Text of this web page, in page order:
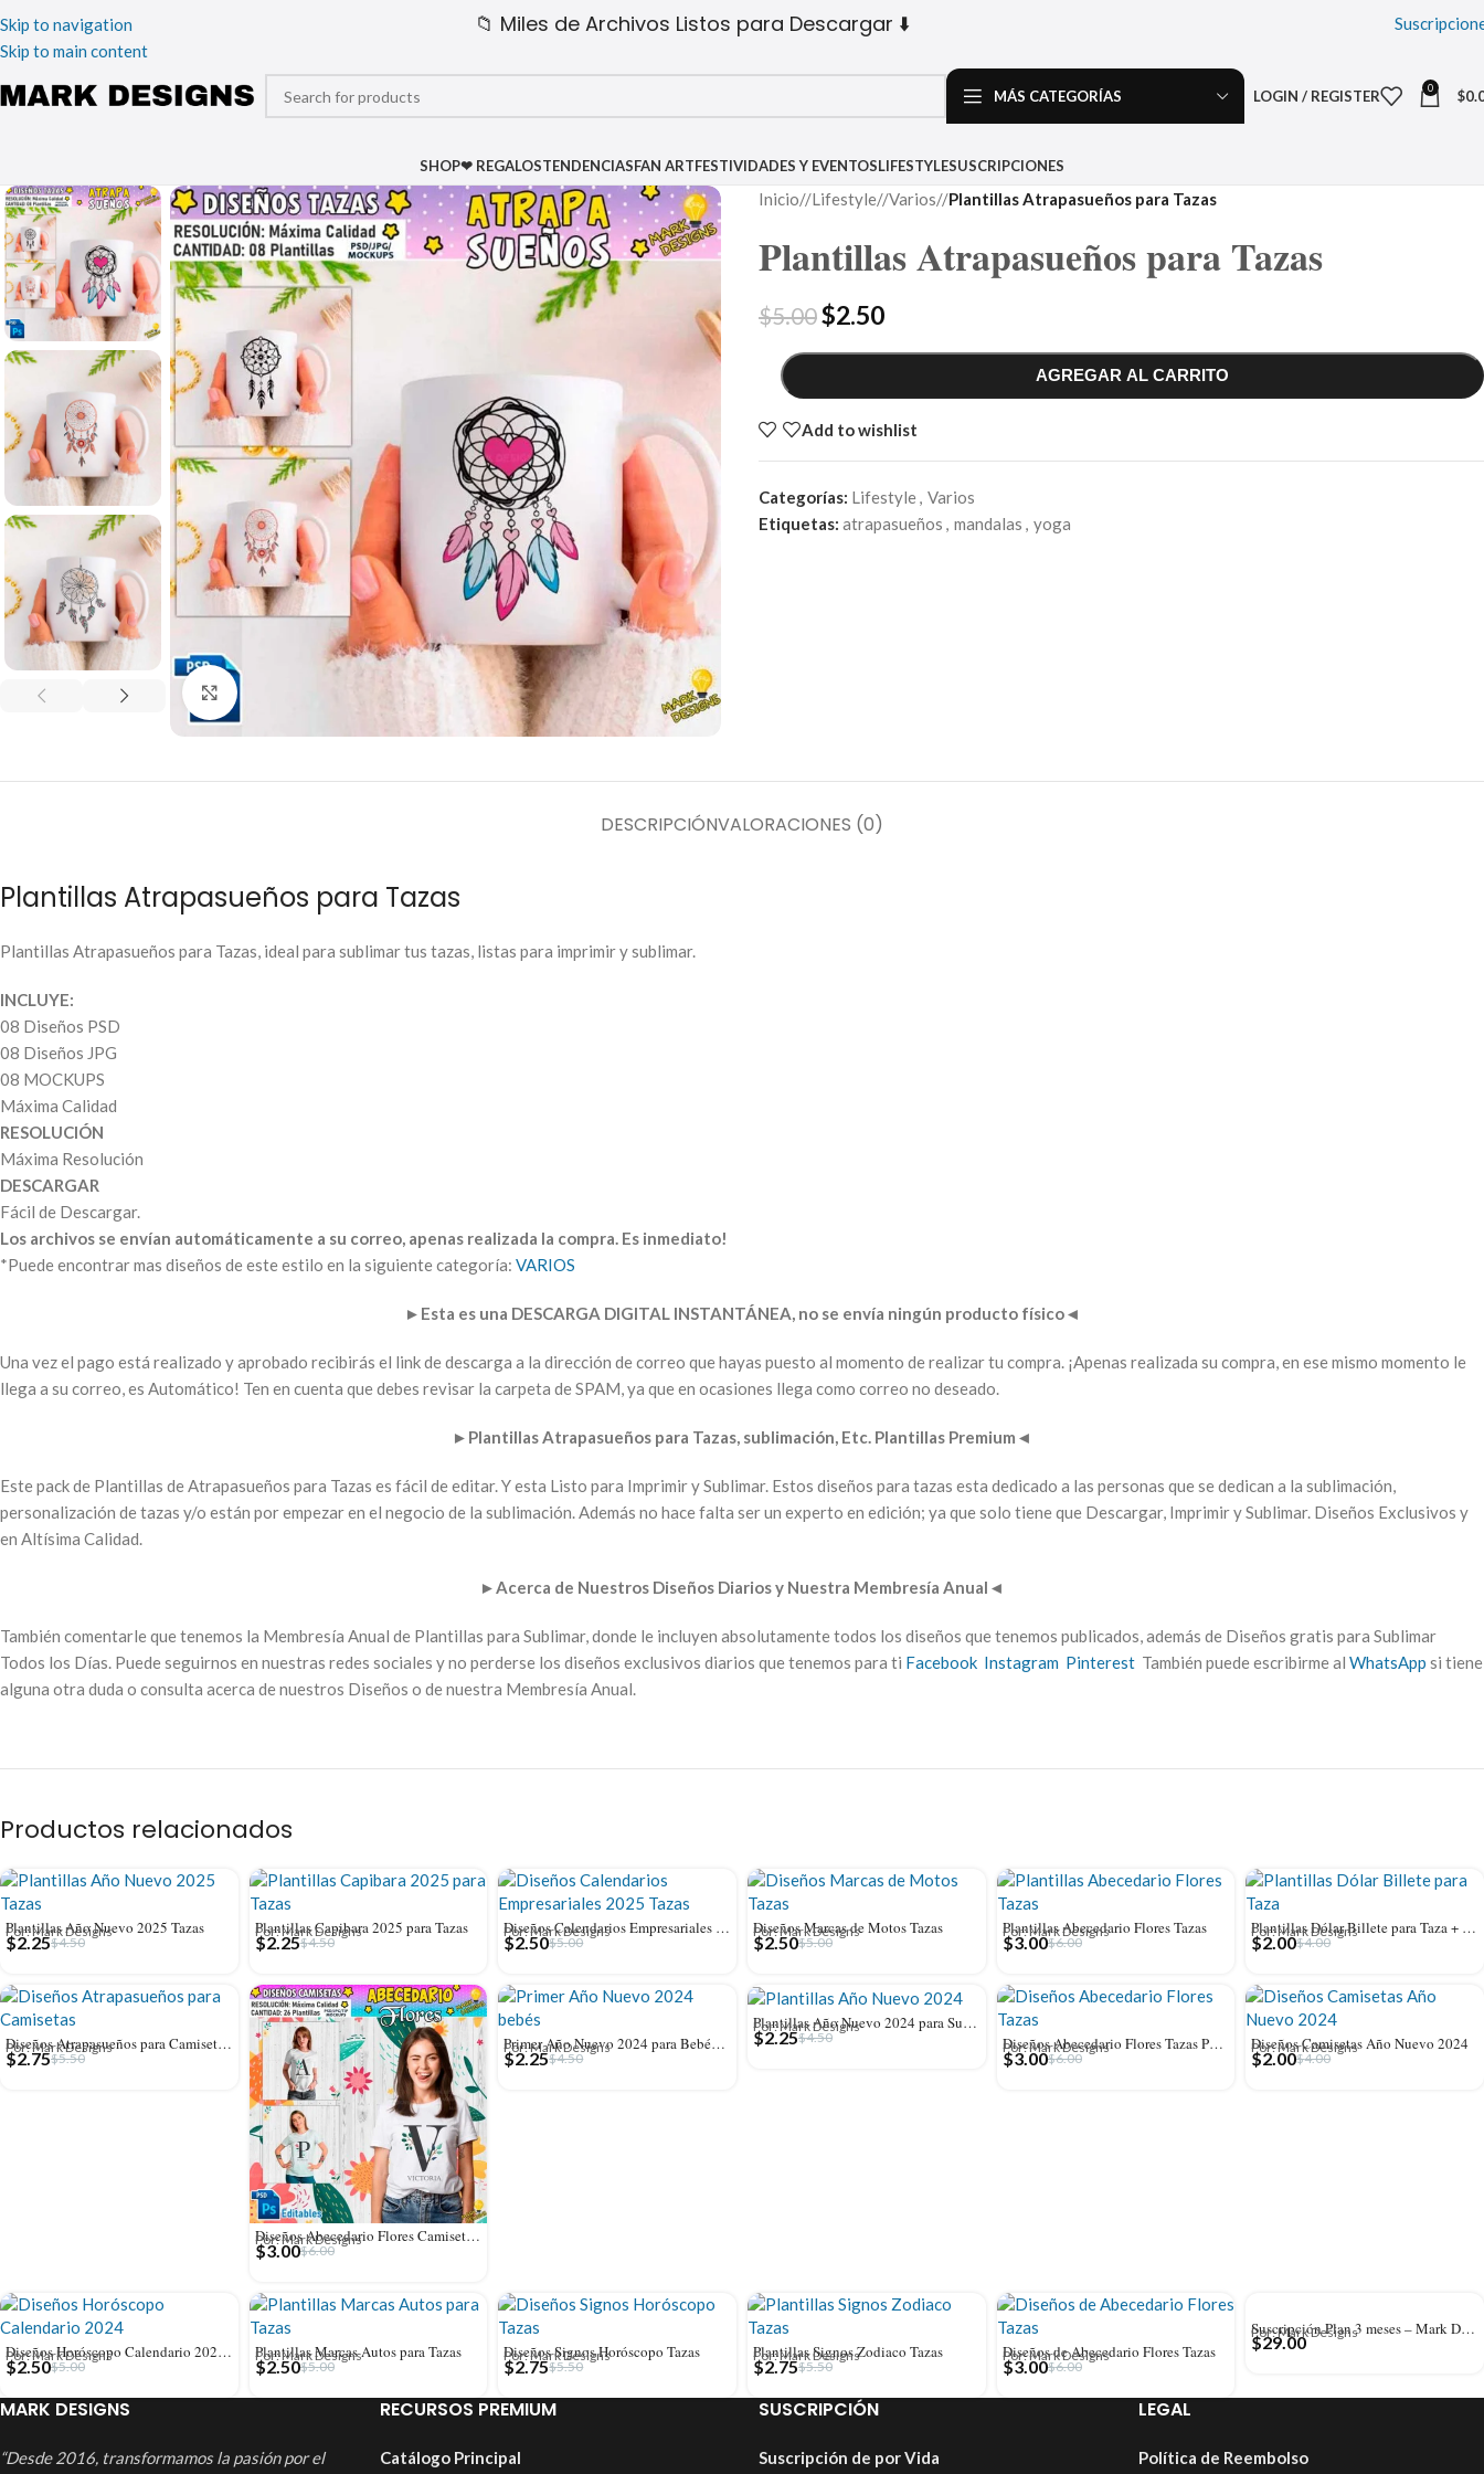
Skip to navigation
Skip to main content
📁 Miles de Archivos Listos para Descargar ⬇️
MÁS CATEGORÍAS LOGIN / REGISTER 0 $
SHOP❤ REGALOSTENDENCIASFAN ARTFESTIVIDADES Y EVENTOSLIFESTYLESUSCRIPCIONES
Inicio/ Lifestyle/ Varios/ Plantillas Atrapasueños para Tazas
Plantillas Atrapasueños para Tazas
$5.00$2.50
AGREGAR AL CARRITO
Add to wishlist
Categorías: Lifestyle, Varios
Etiquetas: atrapasueños , mandalas , yoga
DESCRIPCIÓNVALORACIONES (0)
Plantillas Atrapasueños para Tazas
Plantillas Atrapasueños para Tazas, ideal para sublimar tus tazas, listas para imprimir y sublimar.
INCLUYE:
08 Diseños PSD
08 Diseños JPG
08 MOCKUPS
Máxima Calidad
RESOLUCIÓN
Máxima Resolución
DESCARGAR
Fácil de Descargar.
Los archivos se envían automáticamente a su correo, apenas realizada la compra. Es inmediato!
*Puede encontrar mas diseños de este estilo en la siguiente categoría: VARIOS
► Esta es una DESCARGA DIGITAL INSTANTÁNEA, no se envía ningún producto físico◄
Una vez el pago está realizado y aprobado recibirás el link de descarga a la dirección de correo que hayas puesto al momento de realizar tu compra. ¡Apenas realizada su compra, en ese mismo momento le
llega a su correo, es Automático! Ten en cuenta que debes revisar la carpeta de SPAM, ya que en ocasiones llega como correo no deseado.
► Plantillas Atrapasueños para Tazas, sublimación, Etc. Plantillas Premium ◄
Este pack de Plantillas de Atrapasueños para Tazas es fácil de editar. Y esta Listo para Imprimir y Sublimar. Estos diseños para tazas esta dedicado a las personas que se dedican a la sublimación,
personalización de tazas y/o están por empezar en el negocio de la sublimación. Además no hace falta ser un experto en edición; ya que solo tiene que Descargar, Imprimir y Sublimar. Diseños Exclusivos y
en Altísima Calidad.
►Acerca de Nuestros Diseños Diarios y Nuestra Membresía Anual ◄
También comentarle que tenemos la Membresía Anual de Plantillas para Sublimar, donde le incluyen absolutamente todos los diseños que tenemos publicados, además de Diseños gratis para Sublimar
Todos los Días. Puede seguirnos en nuestras redes sociales y no perderse los diseños exclusivos diarios que tenemos para ti Facebook Instagram Pinterest También puede escribirme al WhatsApp si tiene
alguna otra duda o consulta acerca de nuestros Diseños o de nuestra Membresía Anual.
Productos relacionados
Plantillas Año Nuevo 2025 Tazas
Por: Mark Designs
$4.50
$2.25
Plantillas Capibara 2025 para Tazas
Por: Mark Designs
$4.50
$2.25
Diseños Calendarios Empresariales 2025 Tazas
Por: Mark Designs
$5.00
$2.50
Diseños Marcas de Motos Tazas
Por: Mark Designs
$5.00
$2.50
Plantillas Abecedario Flores Tazas
Por: Mark Designs
$6.00
$3.00
Plantillas Dólar Billete para Taza + Mockup
Por: Mark Designs
$4.00
$2.00
Diseños Atrapasueños para Camisetas Sublimables
Por: Mark Designs
$5.50
$2.75
Diseños Abecedario Flores Camisetas Full Editables
Por: Mark Designs
$6.00
$3.00
Primer Año Nuevo 2024 para Bebés Diseños
Por: Mark Designs
$4.50
$2.25
Plantillas Año Nuevo 2024 para Sublimar Tazas
Por: Mark Designs
$4.50
$2.25 Diseños Abecedario Flores Tazas Personalizado
Por: Mark Designs
$6.00
$3.00
Diseños Camisetas Año Nuevo 2024
Por: Mark Designs
$4.00
$2.00
Diseños Horóscopo Calendario 2024 para Tazas
Por: Mark Designs
$5.00
$2.50
Plantillas Marcas Autos para Tazas
Por: Mark Designs
$5.00
$2.50
Diseños Signos Horóscopo Tazas
Por: Mark Designs
$5.50
$2.75
Plantillas Signos Zodiaco Tazas
Por: Mark Designs
$5.50
$2.75
Diseños de Abecedario Flores Tazas
Por: Mark Designs
$6.00
$3.00
Suscripción Plan 3 meses – Mark Designs
Por: Mark Designs
$29.00
MARK DESIGNS
“Desde 2016, transformamos la pasión por el
RECURSOS PREMIUM
Catálogo Principal
SUSCRIPCIÓN
Suscripción de por Vida
LEGAL
Política de Reembolso